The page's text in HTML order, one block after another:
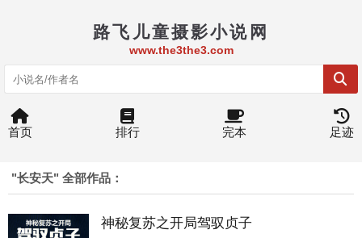
路飞儿童摄影小说网
www.the3the3.com
首页 排行 完本 足迹
"长安天" 全部作品：
神秘复苏之开局驾驭贞子